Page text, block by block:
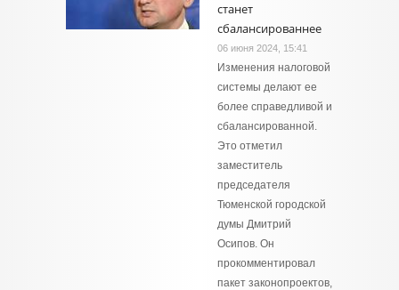
станет
сбалансированнее
06 июня 2024, 15:41
Изменения налоговой
системы делают ее
более справедливой и
сбалансированной.
Это отметил
заместитель
председателя
Тюменской городской
думы Дмитрий
Осипов. Он
прокомментировал
пакет законопроектов,